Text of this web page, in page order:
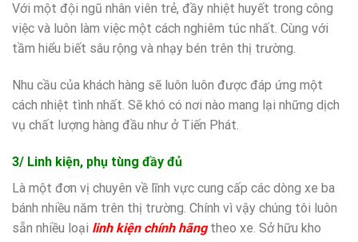
Với một đội ngũ nhân viên trẻ, đầy nhiệt huyết trong công
việc và luôn làm việc một cách nghiêm túc nhất. Cùng với
tầm hiểu biết sâu rộng và nhạy bén trên thị trường.
Nhu cầu của khách hàng sẽ luôn luôn được đáp ứng một
cách nhiệt tình nhất. Sẽ khó có nơi nào mang lại những dịch
vụ chất lượng hàng đầu như ở Tiến Phát.
3/ Linh kiện, phụ tùng đầy đủ
Là một đơn vị chuyên về lĩnh vực cung cấp các dòng xe ba
bánh nhiều năm trên thị trường. Chính vì vậy chúng tôi luôn
sẵn nhiều loại linh kiện chính hãngtheo xe. Sở hữu kho